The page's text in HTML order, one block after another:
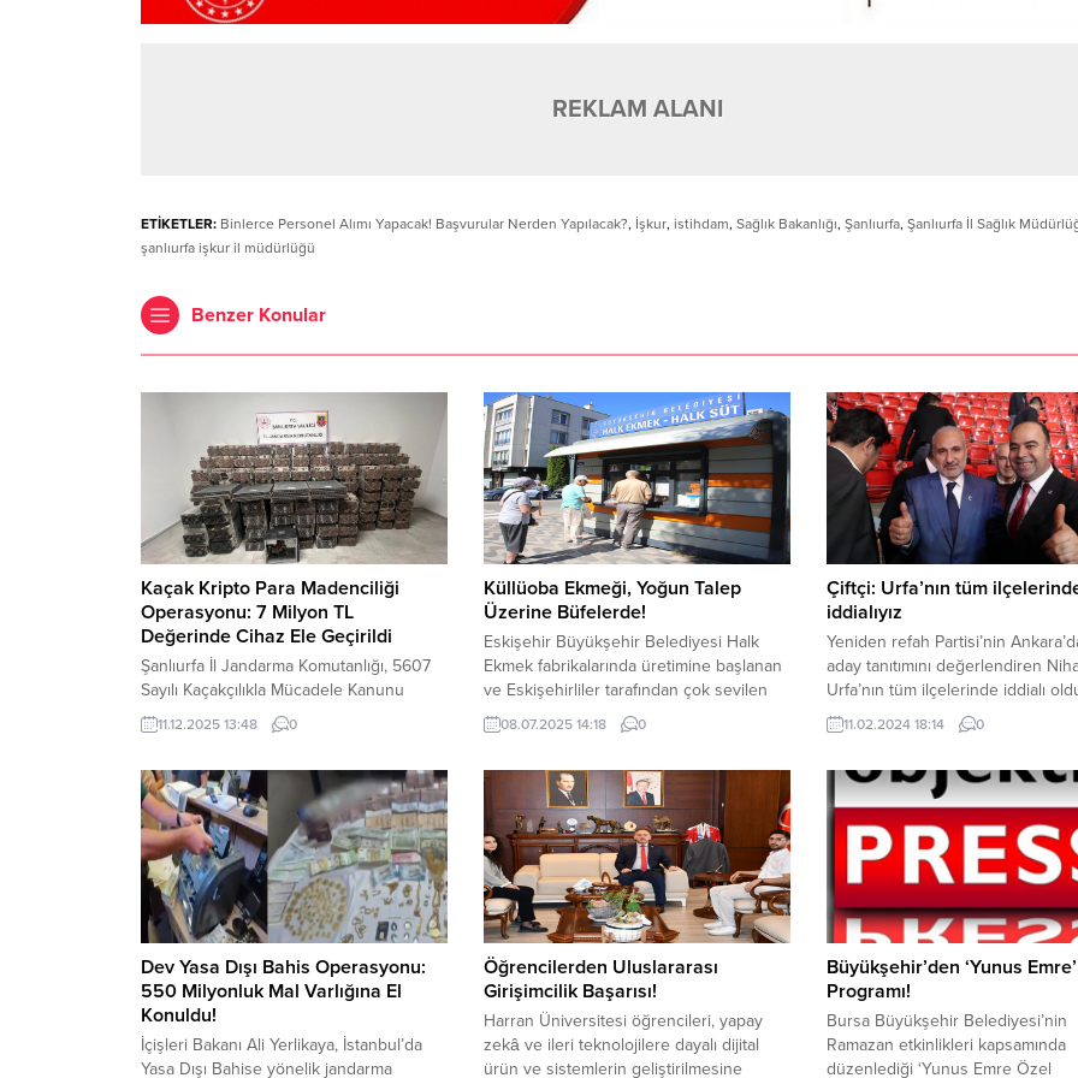
REKLAM ALANI
ETİKETLER: Binlerce Personel Alımı Yapacak! Başvurular Nerden Yapılacak?, İşkur, istihdam, Sağlık Bakanlığı, Şanlıurfa, Şanlıurfa İl Sağlık
şanlıurfa işkur il müdürlüğü
Benzer Konular
Kaçak Kripto Para Madenciliği
Operasyonu: 7 Milyon TL
Değerinde Cihaz Ele Geçirildi
Şanlıurfa İl Jandarma Komutanlığı, 5607
Sayılı Kaçakçılıkla Mücadele Kanunu
kapsamında yürüttüğü çalışmalar
çerçevesinde Hilvan ilçesinde büyük bir
tarihinde Hilvan İlçe Jandarma
Komutanlığı ekipleri, SİBER ve KOM Şube
Müdürlüğü ile koordineli şekilde kripto
para üretimi yaptığı belirlenen iki
şüpheliye yönelik operasyon düzenledi.
Operasyon kapsamında, piyasa değeri...
11.12.2025 13:48 0
Küllüoba Ekmeği, Yoğun Talep
Üzerine Büfelerde!
Eskişehir Büyükşehir Belediyesi Halk
Ekmek fabrikalarında üretimine başlanan
ve Eskişehirliler tarafından çok sevilen
tarihi Küllüoba Ekmeğinin, vatandaşlardan
gelen yoğun talep üzerine Üretici
büfelerinde de satışına başlandı.
Eskişehir’de Küllüoba Höyüğü kazılarında
gün yüzüne çıkarılan ve Büyükşehir
Belediye Başkanı Ayşe Ünlüce’nin
öncülüğünde yeniden üretilen 5 bin yıllık
ekmek,...
08.07.2025 14:18 0
Çiftçi: Urfa’nın tüm
iddialıyız
Yeniden refah Partisi’nin
aday tanıtımını değerlendiren
Urfa’nın tüm ilçelerinde iddialı
söyledi. Tüm Türkiye’de ve
yaklaşan yerel seçimler için
Partisi bugüne kadar açıklanan
ve İstanbul, Ankara ve İzmir
Ankara’da kamuoyuna tanıttı.
güçlü bir aday listesi ile seçime...
11.02.2024 18:14 0
Dev Yasa Dışı Bahis Operasyonu:
550 Milyonluk Mal Varlığına El
Konuldu!
İçişleri Bakanı Ali Yerlikaya, İstanbul’da
Yasa Dışı Bahise yönelik jandarma
Öğrencilerden Uluslararası
Girişimcilik Başarısı!
Harran Üniversitesi öğrencileri, yapay
zekâ ve ileri teknolojilere dayalı dijital
ürün ve sistemlerin geliştirilmesine
Büyükşehir’den ‘Yunus Emre’
Programı!
Bursa Büyükşehir Belediyesi’nin
Ramazan etkinlikleri kapsamında
düzenlediği ‘Yunus Emre Özel